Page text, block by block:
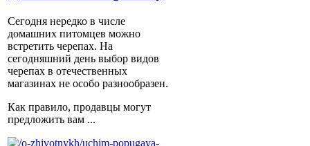
Сегодня нередко в числе
домашних питомцев можно
встретить черепах. На
сегодняшний день выбор видов
черепах в отечественных
магазинах не особо разнообразен.
Как правило, продавцы могут
предложить вам ...